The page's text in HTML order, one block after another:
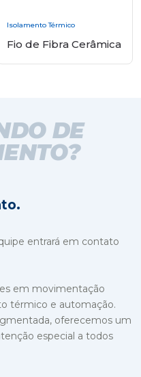
Isolamento Térmico
Fio de Fibra Cerâmica
DE
entrará em contato
em movimentação
térmico e automação.
oferecemos um
especial a todos